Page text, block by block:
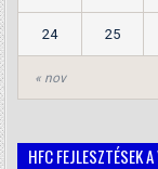
« nov
24 25
HFC FEJLESZTÉSEK